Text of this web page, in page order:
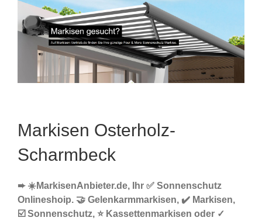
Markisen Osterholz-
Scharmbeck
➨ ☀️MarkisenAnbieter.de, Ihr ✅ Sonnenschutz
Onlineshoip. 🤝 Gelenkarmmarkisen, ✔️ Markisen,
☑️ Sonnenschutz, ⭐ Kassettenmarkisen oder ✓